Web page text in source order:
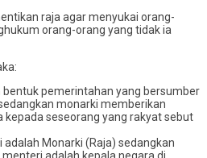
raja agar menyukai orang-
orang-orang yang tidak ia
bentuk pemerintahan yang bersumber
monarki memberikan
kepada seseorang yang rakyat sebut
adalah Monarki (Raja) sedangkan